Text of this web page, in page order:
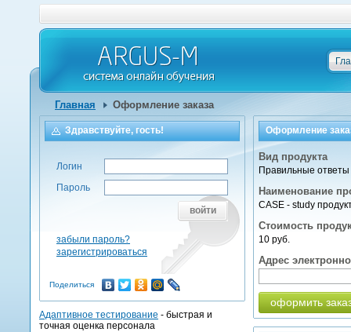
Главная Оформление заказа
Оформление
Вид продукта
Правильные ответы
Наименование
CASE - study
Стоимость
10 руб.
Адрес
оформить
Здравствуйте, гость!
Логин
Пароль
войти
забыли пароль?
зарегистрироваться
Поделиться
Адаптивное тестирование - быстрая и
точная оценка персонала